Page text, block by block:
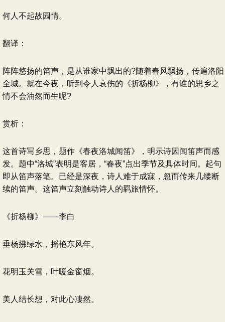
何人不起故园情。
翻译：
阵阵悠扬的笛声，是从谁家中飘出的?随着春风飘扬，传遍洛阳
全城。就在今夜，听到令人哀伤的《折杨柳》，有谁的思乡之
情不会油然而生呢?
赏析：
这首诗写乡思，题作《春夜洛城闻笛》，明示诗因闻笛声而感
发。题中“洛城”表明是客居，“春夜”点出季节及具体时间。起句
即从笛声落笔。已经是深夜，诗人难于成寐，忽而传来几缕断
续的笛声。这笛声立刻触动诗人的羁旅情怀。
《折杨柳》——李白
垂杨拂绿水，摇艳东风年。
花明玉关雪，叶暖金窗烟。
美人结长想，对此心凄然。